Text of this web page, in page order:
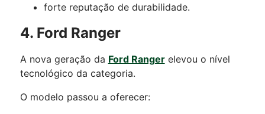
forte reputação de durabilidade.
4. Ford Ranger
A nova geração da Ford Rangerelevou o nível
tecnológico da categoria.
O modelo passou a oferecer: